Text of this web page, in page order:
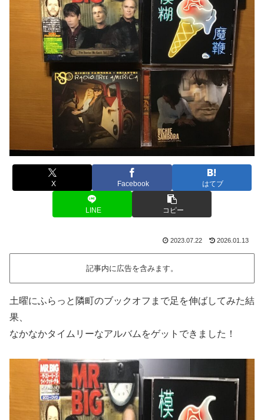
X Facebook はてブ
LINE コピー
2023.07.22 2026.01.13
記事内に広告を含みます。
土曜にふらっと隣町のブックオフまで足を伸ばしてみた結
果、
なかなかタイムリーなアルバムをゲットできました！